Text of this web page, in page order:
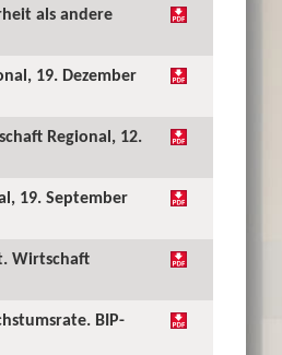
als andere
19. Dezember
Regional, 12.
19. September
Wirtschaft
BIP-